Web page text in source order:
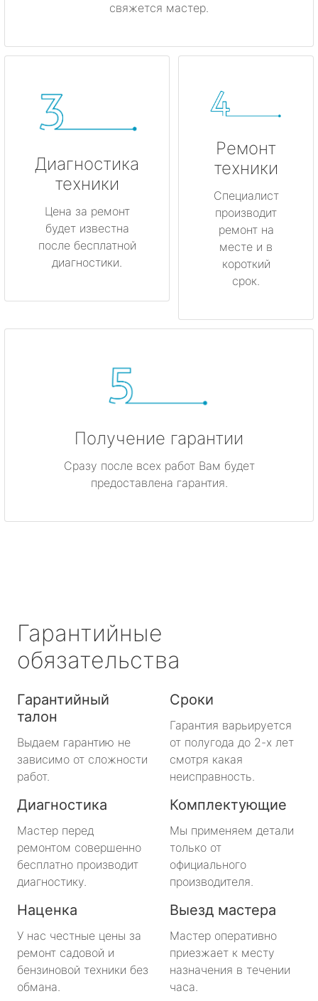
свяжется мастер.
Диагностика
техники
Цена за ремонт
будет известна
после бесплатной
диагностики.
Ремонт
техники
Специалист
производит
ремонт на
месте и в
короткий
срок.
Получение гарантии
Сразу после всех работ Вам будет
предоставлена гарантия.
Гарантийные
обязательства
Гарантийный
талон
Выдаем гарантию не
зависимо от сложности
работ.
Сроки
Гарантия варьируется
от полугода до 2-х лет
смотря какая
неисправность.
Диагностика
Мастер перед
ремонтом совершенно
бесплатно производит
диагностику.
Комплектующие
Мы применяем детали
только от
официального
производителя.
Наценка
У нас честные цены за
ремонт садовой и
бензиновой техники без
обмана.
Выезд мастера
Мастер оперативно
приезжает к месту
назначения в течении
часа.